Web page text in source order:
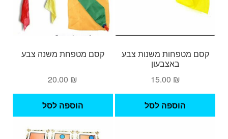
קסם מטפחות משנות צבע
באצבעון
15.00 ₪
הוספה לסל
קסם מטפחת משנה צבע
20.00 ₪
הוספה לסל